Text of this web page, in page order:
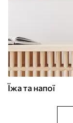
Їжа та напої